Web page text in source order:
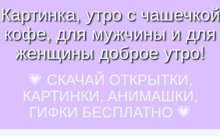
Картинка, утро с чашечкой
кофе, для мужчины и для
женщины доброе утро!
💗 СКАЧАЙ ОТКРЫТКИ,
КАРТИНКИ, АНИМАШКИ,
ГИФКИ БЕСПЛАТНО 💗